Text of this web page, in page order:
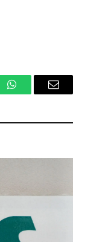
WhatsAppEmail